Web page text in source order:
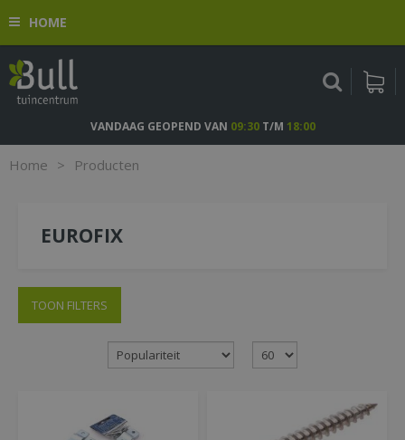
n
o
HOME
Home > Producten
VANDAAG GEOPEND VAN 09:30T/M 18:00
EUROFIX
TOON FILTERS